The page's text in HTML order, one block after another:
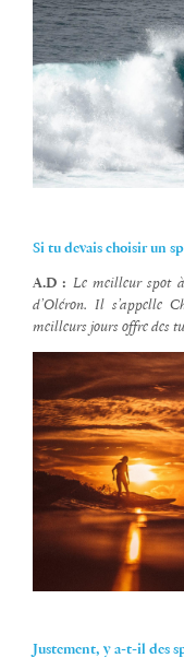
Si tu devais choisir un
A.D : Le meilleur spot
d’Oléron. Il s’appelle
meilleurs jours offre des
Justement, y a-t-il des